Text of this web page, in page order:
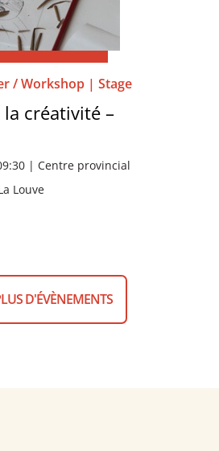
/ Workshop | Stage
la créativité –
| Centre provincial
Louve
D'ÉVÈNEMENTS